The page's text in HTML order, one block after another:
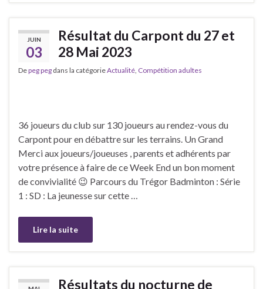
JUIN
03
Résultat du Carpont du 27 et
28 Mai 2023
Depeg peg dans la catégorieActualité Compétition adultes
36 joueurs du club sur 130 joueurs au rendez-vous du
Carpont pour en débattre sur les terrains. Un Grand
Merci aux joueurs/joueuses , parents et adhérents par
votre présence à faire de ce Week End un bon moment
de convivialité 😉 Parcours du Trégor Badminton : Série
1 : SD : La jeunesse sur cette …
Lire la suite
Résultats du nocturne de